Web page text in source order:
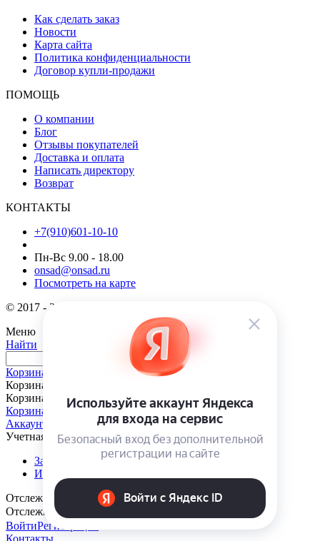
Как сделать заказ
Новости
Карта сайта
Политика конфиденциальности
Договор купли-продажи
ПОМОЩЬ
О компании
Блог
Отзывы покупателей
Доставка и оплата
Написать директору
Возврат
КОНТАКТЫ
+7(910)601-10-10
Пн-Вс 9.00 - 18.00
onsad@onsad.ru
Посмотреть на карте
© 2017 - 2026 ONSad.ru. Интернет-магазин Онсад.ру
Меню
Найти
Корзина
Корзина
Корзина пуста
Корзина
Аккаунт
Учетная запись
Заказы
Избранные товары
Отслеживание заказа
Отслеживание заказа
ВойтиРегистрация